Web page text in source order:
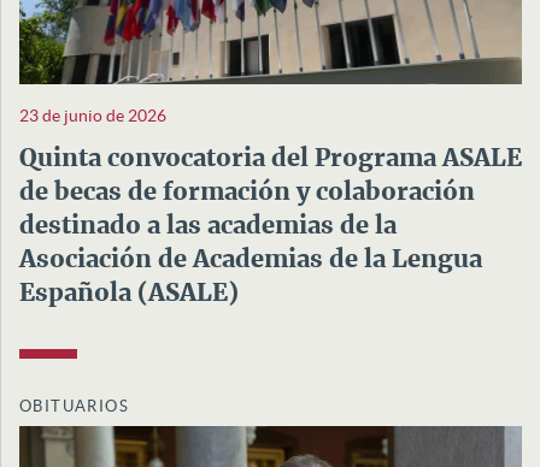
23 de junio de 2026
Quinta convocatoria del Programa ASALE
de becas de formación y colaboración
destinado a las academias de la
Asociación de Academias de la Lengua
Española (ASALE)
OBITUARIOS